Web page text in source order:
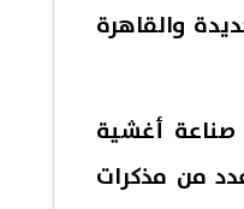
والقاهرة
صناعة أغشية
من مذكرات